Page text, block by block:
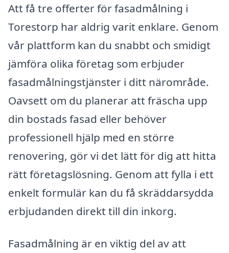
Att få tre offerter för fasadmålning i
Torestorp har aldrig varit enklare. Genom
vår plattform kan du snabbt och smidigt
jämföra olika företag som erbjuder
fasadmålningstjänster i ditt närområde.
Oavsett om du planerar att fräscha upp
din bostads fasad eller behöver
professionell hjälp med en större
renovering, gör vi det lätt för dig att hitta
rätt företagslösning. Genom att fylla i ett
enkelt formulär kan du få skräddarsydda
erbjudanden direkt till din inkorg.
Fasadmålning är en viktig del av att